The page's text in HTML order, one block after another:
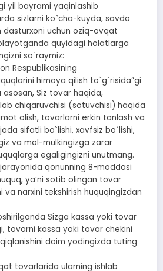
yil bayrami yaqinlashib
sizlarni ko`cha-kuyda, savdo
uchun oziq-ovqat
quyidagi holatlarga
so`raymiz:
Respublikasining
himoya qilish to`g`risida”gi
Siz tovar haqida,
chiqaruvchisi (sotuvchisi) haqida
olish, tovarlarni erkin tanlash va
sifatli bo`lishi, xavfsiz bo`lishi,
va mol-mulkingizga zarar
egaligingizni unutmang.
qonunning 8-moddasi
yaʼni sotib olingan tovar
va narxini tekshirish huquqingizdan
Sizga kassa yoki tovar
tovarni kassa yoki tovar chekini
doim yodingizda tuting
tovarlarida ularning ishlab